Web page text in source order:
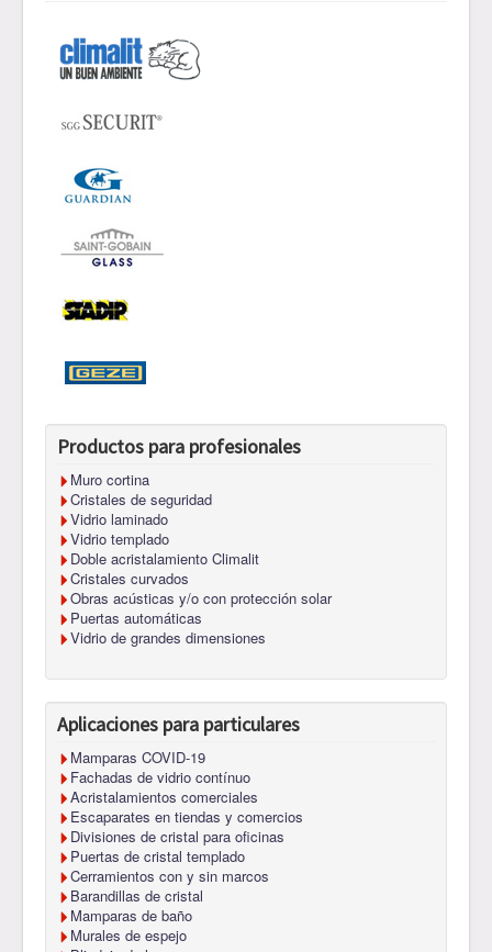
Productos para profesionales
Muro cortina
Cristales de seguridad
Vidrio laminado
Vidrio templado
Doble acristalamiento Climalit
Cristales curvados
Obras acústicas y/o con protección solar
Puertas automáticas
Vidrio de grandes dimensiones
Aplicaciones para particulares
Mamparas COVID-19
Fachadas de vidrio contínuo
Acristalamientos comerciales
Escaparates en tiendas y comercios
Divisiones de cristal para oficinas
Puertas de cristal templado
Cerramientos con y sin marcos
Barandillas de cristal
Mamparas de baño
Murales de espejo